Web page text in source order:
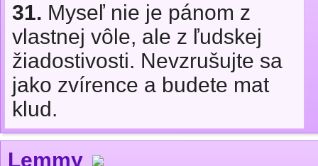
31. Myseľ nie je pánom z
vlastnej vôle, ale z ľudskej
žiadostivosti. Nevzrušujte sa
jako zvírence a budete mat
klud.
Lemmy